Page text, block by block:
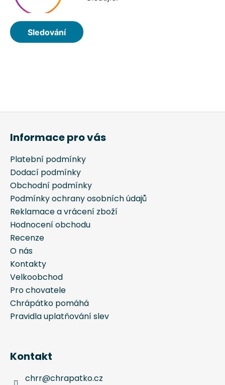
Informace pro vás
Platební podmínky
Dodací podmínky
Obchodní podmínky
Podmínky ochrany osobních údajů
Reklamace a vrácení zboží
Hodnocení obchodu
Recenze
O nás
Kontakty
Velkoobchod
Pro chovatele
Chrápátko pomáhá
Pravidla uplatňování slev
Kontakt
chrr@chrapatko.cz